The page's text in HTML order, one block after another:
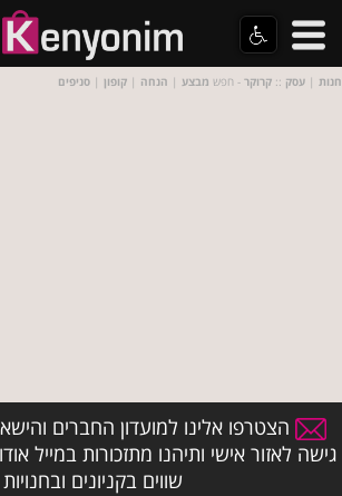
חנות | עסק :: קרוקר - חפש מבצע | הנחה | קופון | סניפים
הצטרפו אלינו למועדון החברים
גישה לאזור אישי ותיהנו מתזכורות במייל
שווים בקניונים ובחנויות